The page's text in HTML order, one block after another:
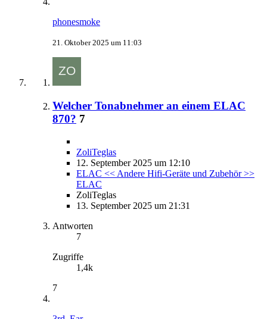
phonesmoke
21. Oktober 2025 um 11:03
Welcher Tonabnehmer an einem ELAC
870? 7
ZoliTeglas
12. September 2025 um 12:10
ELAC << Andere Hifi-Geräte und Zubehör >>
ELAC
ZoliTeglas
13. September 2025 um 21:31
Antworten
7
Zugriffe
1,4k
7